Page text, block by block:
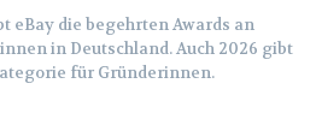
eBay die begehrten Awards an
in Deutschland. Auch 2026 gibt
für Gründerinnen.